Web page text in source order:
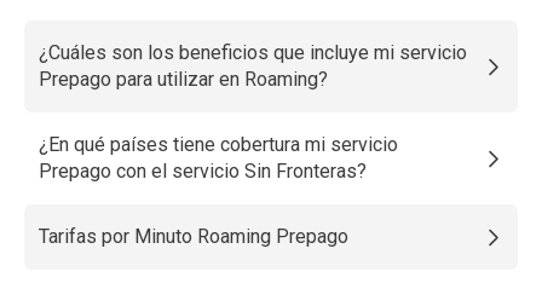
¿Cuáles son los beneficios que incluye mi servicio
Prepago para utilizar en Roaming?
¿En qué países tiene cobertura mi servicio
Prepago con el servicio Sin Fronteras?
Tarifas por Minuto Roaming Prepago